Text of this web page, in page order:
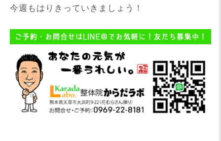
今週もはりきっていきましょう！